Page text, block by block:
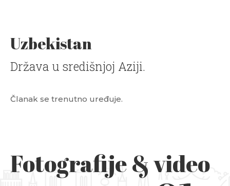
Uzbekistan
Država u središnjoj Aziji.
Članak se trenutno uređuje.
Fotografije & video